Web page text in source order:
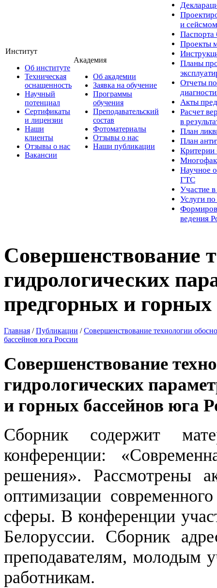
Институт
Об институте
Техническая
оснащенность
Научный
потенциал
Сертификаты
и лицензии
Наши
клиенты
Отзывы о нас
Вакансии
Академия
Об академии
Заявка на обучение
Программы
обучения
Преподавательский
состав
Фотоматериалы
Отзывы о нас
Наши публикации
и
Паспорта
Проекты
Планы
Отчеты по
Акты
Расчет
в
План
План
Критерии
Научное
ГТС
Участие
Услуги
ведения
Совершенствование
гидрологических
предгорных и
Главная / Публикации / Совершенствование технологии
бассейнов юга России
Совершенствование
гидрологических
и горных бассейнов юга
Сборник содержит
конференции:
решения». Рассмотрены
оптимизации
сферы. В конференции
Белоруссии. Сборник
преподавателям, молодым
работникам.